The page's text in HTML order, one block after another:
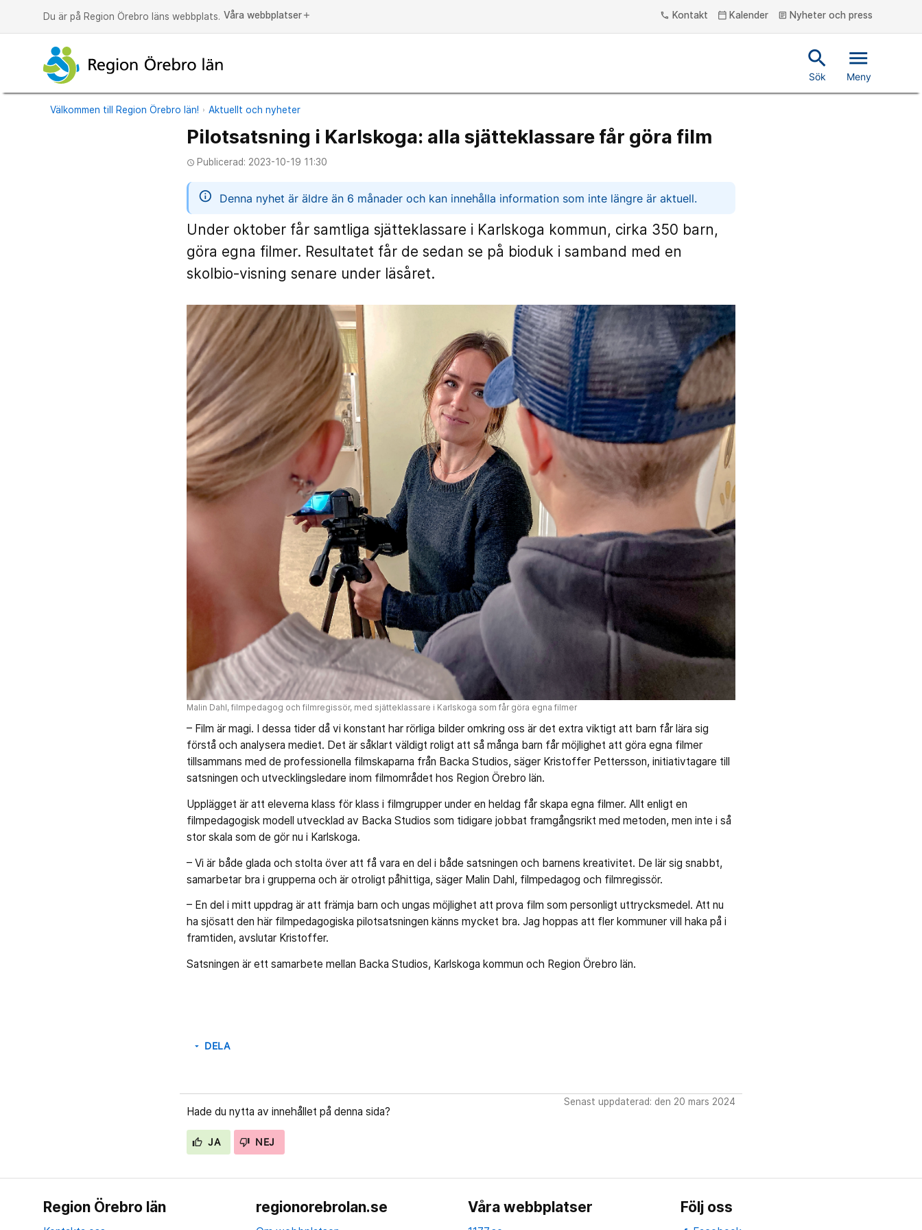
Du är på Region Örebro läns webbplats. Våra webbplatser add phone Kontakt calendar_today Kalender article Nyheter och press
search
Sök
menu
Meny
Välkommen till Region Örebro län! Aktuellt och nyheter
Pilotsatsning i Karlskoga: alla sjätteklassare får göra film
access_time Publicerad: 2023-10-19 11:30
information
Denna nyhet är äldre än 6 månader och kan innehålla information som inte längre är aktuell.
Under oktober får samtliga sjätteklassare i Karlskoga kommun, cirka 350 barn,
göra egna filmer. Resultatet får de sedan se på bioduk i samband med en
skolbio-visning senare under läsåret.
Malin Dahl, filmpedagog och filmregissör, med sjätteklassare i Karlskoga som får göra egna filmer
– Film är magi. I dessa tider då vi konstant har rörliga bilder omkring oss är det extra viktigt att barn får lära sig
förstå och analysera mediet. Det är såklart väldigt roligt att så många barn får möjlighet att göra egna filmer
tillsammans med de professionella filmskaparna från Backa Studios, säger Kristoffer Pettersson, initiativtagare till
satsningen och utvecklingsledare inom filmområdet hos Region Örebro län.
Upplägget är att eleverna klass för klass i filmgrupper under en heldag får skapa egna filmer. Allt enligt en
filmpedagogisk modell utvecklad av Backa Studios som tidigare jobbat framgångsrikt med metoden, men inte i så
stor skala som de gör nu i Karlskoga.
– Vi är både glada och stolta över att få vara en del i både satsningen och barnens kreativitet. De lär sig snabbt,
samarbetar bra i grupperna och är otroligt påhittiga, säger Malin Dahl, filmpedagog och filmregissör.
– En del i mitt uppdrag är att främja barn och ungas möjlighet att prova film som personligt uttrycksmedel. Att nu
ha sjösatt den här filmpedagogiska pilotsatsningen känns mycket bra. Jag hoppas att fler kommuner vill haka på i
framtiden, avslutar Kristoffer.
Satsningen är ett samarbete mellan Backa Studios, Karlskoga kommun och Region Örebro län.
arrow_drop_down DELA
Hade du nytta av innehållet på denna sida?
JA NEJ
Senast uppdaterad: den 20 mars 2024
Region Örebro län regionorebrolan.se Våra webbplatser Följ oss